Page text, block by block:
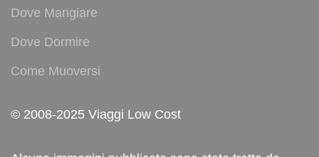
Dove Mangiare
Dove Dormire
Come Muoversi
© 2008-2025 Viaggi Low Cost